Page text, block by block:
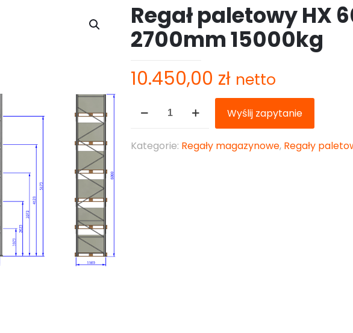
Regał paletowy HX
2700mm 15000kg
10.450,00 zł netto
Wyślij zapytanie
Kategorie: Regały magazynowe, Regały